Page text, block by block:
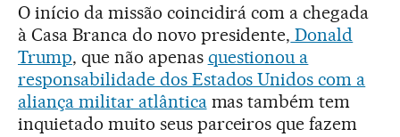
O início da missão coincidirá com a chegada
à Casa Branca do novo presidente, Donald
Trump, que não apenas questionou a
responsabilidade dos Estados Unidos com a
aliança militar atlânticamas também tem
inquietado muito seus parceiros que fazem